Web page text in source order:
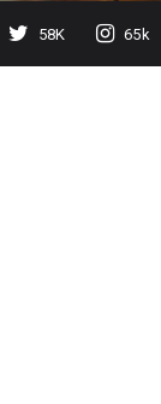
58K 65k